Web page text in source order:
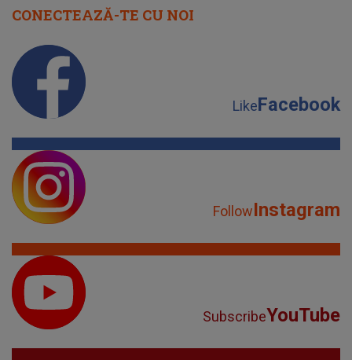
CONECTEAZĂ-TE CU NOI
LikeFacebook
FollowInstagram
SubscribeYouTube